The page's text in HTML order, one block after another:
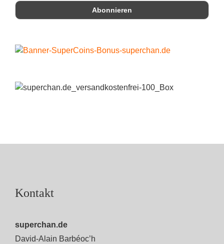
Kontakt
superchan.de
David-Alain Barbéoc’h